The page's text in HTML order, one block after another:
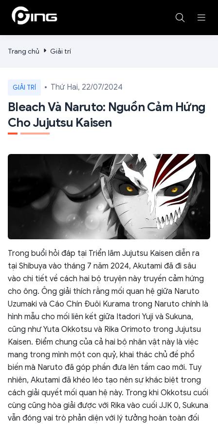
Trang chủ Giải trí
GIẢI TRÍ Thứ Hai, 22/07/2024
Bleach Và Naruto: Nguồn Cảm Hứng
Cho Jujutsu Kaisen
Trong buổi hỏi đáp tại Triển lãm Jujutsu Kaisen diễn ra
tại Shibuya vào tháng 7 năm 2024, Akutami đã đi sâu
vào chi tiết về cách hai bộ truyện này truyền cảm hứng
cho ông. Ông giải thích rằng mối quan hệ giữa Naruto
Uzumaki và Cáo Chín Đuôi Kurama trong Naruto chính là
hình mẫu cho mối liên kết giữa Itadori Yuji và Sukuna,
cũng như Yuta Okkotsu và Rika Orimoto trong Jujutsu
Kaisen. Điểm chung của cả hai bộ nhân vật này là việc
mang trong mình một con quỷ, khai thác chủ đề phổ
biến mà Naruto đã góp phần đưa lên tầm cao mới. Tuy
nhiên, Akutami đã khéo léo tạo nên sự khác biệt trong
cách giải quyết mối quan hệ này. Trong khi Okkotsu cuối
cùng cũng hòa giải được với Rika vào cuối JJK 0, Sukuna
vẫn đóng vai trò phản diện với lý tưởng hoàn toàn đối